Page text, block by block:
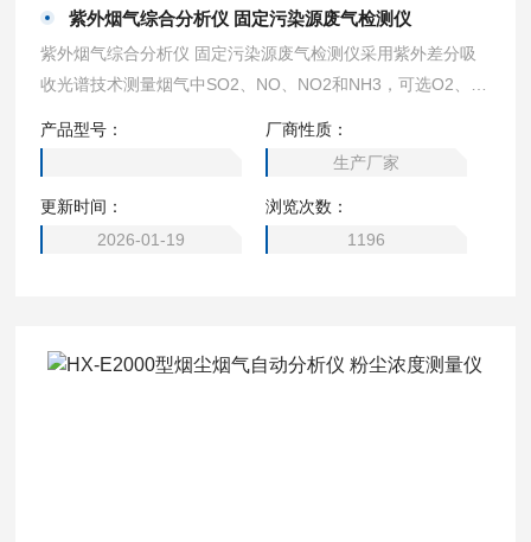
紫外烟气综合分析仪 固定污染源废气检测仪
紫外烟气综合分析仪 固定污染源废气检测仪采用紫外差分吸
收光谱技术测量烟气中SO2、NO、NO2和NH3，可选O2、C
术受水分干扰比较小，数据稳定性好，精度高，特别适合高湿
低硫工况。
产品型号：
厂商性质：
生产厂家
更新时间：
2026-01-19
浏览次数：
1196